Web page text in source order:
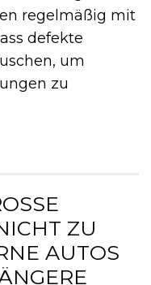
regelmäßig mit
defekte
um
zu
W
ZU S
AUTOS H
I